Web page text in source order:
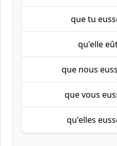
que tu
qu'elle
que nous
que vous
qu'elles